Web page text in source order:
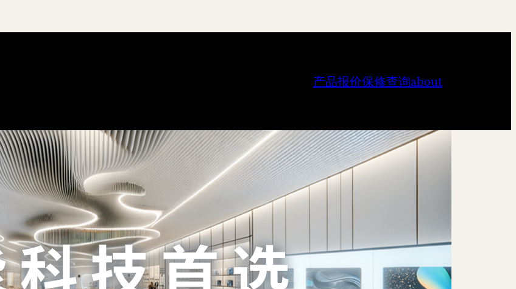
产品报价保修查询about